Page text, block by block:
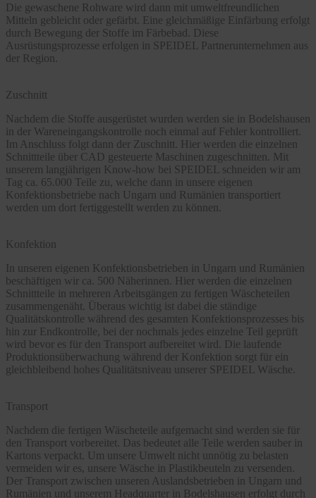
Die gewaschene Rohware wird dann mit umweltfreundlichen
Mitteln gebleicht oder gefärbt. Eine gleichmäßige Einfärbung erfolgt
durch Bewegung der Stoffe im Färbebad. Diese
Ausrüstungsprozesse erfolgen in SPEIDEL Partnerunternehmen aus
der Region.
Zuschnitt
Nachdem die Stoffe ausgerüstet wurden werden sie in Bodelshausen
in der Wareneingangskontrolle noch einmal auf Fehler kontrolliert.
Im Anschluss folgt dann der Zuschnitt. Hier werden die einzelnen
Schnittteile über CAD gesteuerte Maschinen zugeschnitten. Mit
unserem langjährigen Know-how bei SPEIDEL schneiden wir am
Tag ca. 65.000 Teile zu, welche dann in unsere eigenen
Konfektionsbetriebe nach Ungarn und Rumänien transportiert
werden um dort fertiggestellt werden zu können.
Konfektion
In unseren eigenen Konfektionsbetrieben in Ungarn und Rumänien
beschäftigen wir ca. 500 Näherinnen. Hier werden die einzelnen
Schnittteile in mehreren Arbeitsgängen zu fertigen Wäscheteilen
zusammengenäht. Überaus wichtig ist dabei die ständige
Qualitätskontrolle während des gesamten Konfektionsprozesses bis
hin zur Endkontrolle, bei der nochmals jedes einzelne Teil geprüft
wird bevor es für den Transport aufbereitet wird. Die laufende
Produktionsüberwachung während der Konfektion sorgt für ein
gleichbleibend hohes Qualitätsniveau unserer SPEIDEL Wäsche.
Transport
Nachdem die fertigen Wäscheteile aufgemacht sind werden sie für
den Transport vorbereitet. Das bedeutet alle Teile werden sauber in
Kartons verpackt. Um unsere Umwelt nicht unnötig zu belasten
vermeiden wir es, unsere Wäsche in Plastikbeuteln zu versenden.
Der Transport zwischen unseren Auslandsbetrieben in Ungarn und
Rumänien und unserem Headquarter in Bodelshausen erfolgt durch